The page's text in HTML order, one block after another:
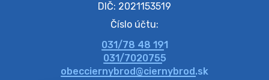
dátumoch, časoch a dotknutých …
4. augusta 2026 09:48
Zber BIO odpadu-BIO hulladék elszállítása
Obecný úrad v Čiernom Brode oznamuje obyvateľom,
DIČ: 2021153519
Číslo účtu:
031/78 48 191
031/7020755
obecciernybrod@ciernybrod.sk